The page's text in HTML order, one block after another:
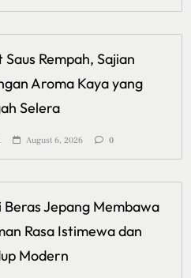
Rempah, Sajian
Aroma Kaya yang
Selera
August 6, 2026 0
Beras Jepang Membawa
Rasa Istimewa dan
Modern